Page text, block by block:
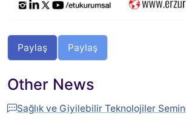
Paylaş Paylaş
Other News
Sağlık ve Giyilebilir Teknolojiler